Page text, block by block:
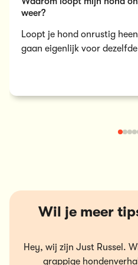
weer?
Loopt je hond onrustig
gaan eigenlijk voor
Wil je meer
Hey, wij zijn Just Russel.
grappige